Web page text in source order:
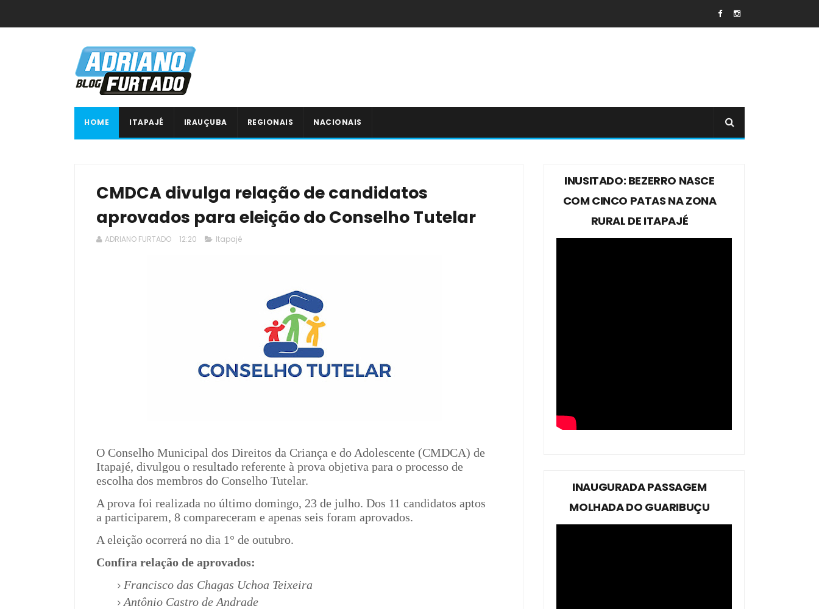
HOME ITAPAJÉ IRAUÇUBA REGIONAIS NACIONAIS
CMDCA divulga relação de candidatos
aprovados para eleição do Conselho Tutelar
ADRIANO FURTADO 12:20 Itapajé
O Conselho Municipal dos Direitos da Criança e do Adolescente (CMDCA) de
Itapajé, divulgou o resultado referente à prova objetiva para o processo de
escolha dos membros do Conselho Tutelar.
A prova foi realizada no último domingo, 23 de julho. Dos 11 candidatos aptos
a participarem, 8 compareceram e apenas seis foram aprovados.
A eleição ocorrerá no dia 1° de outubro.
Confira relação de aprovados:
Francisco das Chagas Uchoa Teixeira
Antônio Castro de Andrade
INUSITADO: BEZERRO NASCE
COM CINCO PATAS NA ZONA
RURAL DE ITAPAJÉ
INAUGURADA PASSAGEM
MOLHADA DO GUARIBUÇU